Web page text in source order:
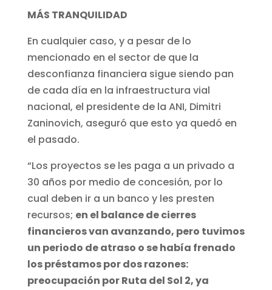
MÁS TRANQUILIDAD
En cualquier caso, y a pesar de lo
mencionado en el sector de que la
desconfianza financiera sigue siendo pan
de cada día en la infraestructura vial
nacional, el presidente de la ANI, Dimitri
Zaninovich, aseguró que esto ya quedó en
el pasado.
“Los proyectos se les paga a un privado a
30 años por medio de concesión, por lo
cual deben ir a un banco y les presten
recursos; en el balance de cierres
financieros van avanzando, pero tuvimos
un periodo de atraso o se había frenado
los préstamos por dos razones:
preocupación por Ruta del Sol 2, ya